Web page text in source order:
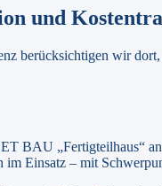
und
berücksichtigen wir
BAU „Fertigteilhaus“
im Einsatz – mit